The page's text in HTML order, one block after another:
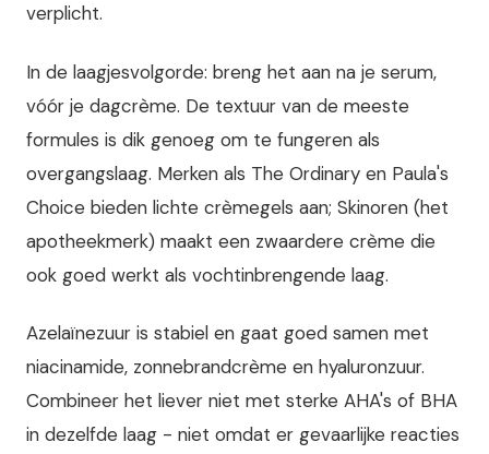
verplicht.
In de laagjesvolgorde: breng het aan na je serum,
vóór je dagcrème. De textuur van de meeste
formules is dik genoeg om te fungeren als
overgangslaag. Merken als The Ordinary en Paula's
Choice bieden lichte crèmegels aan; Skinoren (het
apotheekmerk) maakt een zwaardere crème die
ook goed werkt als vochtinbrengende laag.
Azelaïnezuur is stabiel en gaat goed samen met
niacinamide, zonnebrandcrème en hyaluronzuur.
Combineer het liever niet met sterke AHA's of BHA
in dezelfde laag - niet omdat er gevaarlijke reacties